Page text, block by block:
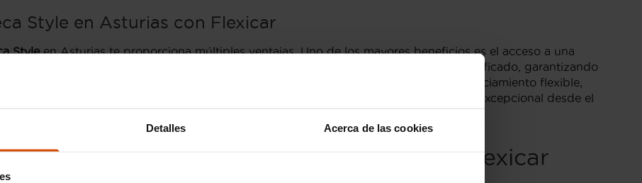
Detalles Acerca de las cookies
Style en Asturias con Flexicar
Styleen Asturias te proporciona múltiples ventajas. Uno de los mayores beneficios es el acceso a una
por especialistas. Además, nuestro proceso de compra es transparente y simplificado, garantizando
a tus necesidades y presupuesto. Con Flexicar, también puedes disfrutar de financiamiento flexible,
Nuestra dedicación a la satisfacción del cliente asegura que recibirás un servicio excepcional desde el
de segunda mano en Asturias con Flexicar